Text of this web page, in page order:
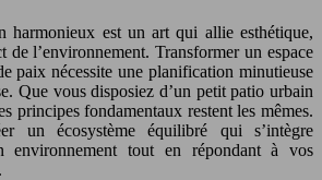
harmonieux est un art qui allie esthétique,
de l’environnement. Transformer un espace
paix nécessite une planification minutieuse
Que vous disposiez d’un petit patio urbain
principes fondamentaux restent les mêmes.
un écosystème équilibré qui s’intègre
environnement tout en répondant à vos